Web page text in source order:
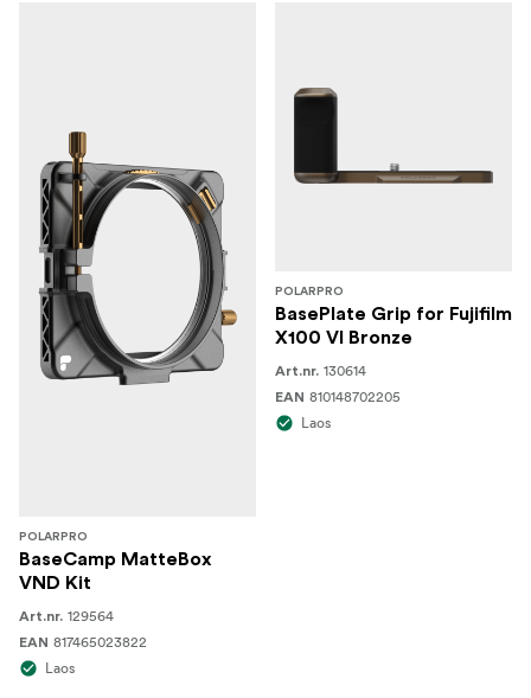
POLARPRO
BaseCamp MatteBox
VND Kit
Art.nr. 129564
EAN 817465023822
Laos
POLARPRO
BasePlate Grip for Fujifilm
X100 VI Bronze
Art.nr. 130614
EAN 810148702205
Laos